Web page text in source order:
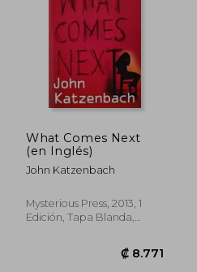
₡ 8.830
What Comes Next
(en Inglés)
John Katzenbach
Mysterious Press, 2013, 1
Edición, Tapa Blanda,